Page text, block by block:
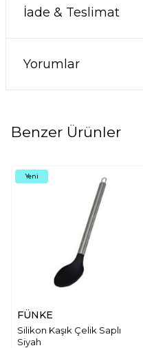
İade & Teslimat
Yorumlar
Benzer Ürünler
Yeni
FÜNKE
Silikon Kaşık Çelik Saplı
Siyah